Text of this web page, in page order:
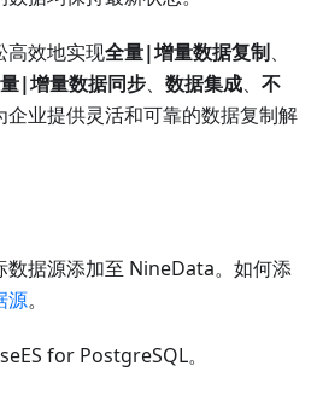
高效地实现全量|增量数据复制、
|增量数据同步、 数据集成、 不
企业提供灵活和可靠的数据复制解
数据源添加至 NineData。如何添
源。
for PostgreSQL。